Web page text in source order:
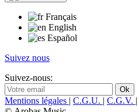
Français
English
Español
Suivez nous
Suivez-nous:
Mentions légales | C.G.U. | C.G.V. |